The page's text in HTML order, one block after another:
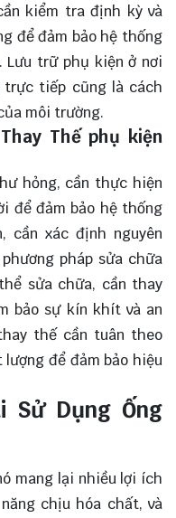
kiểm tra định kỳ và
để đảm bảo hệ thống
Lưu trữ phụ kiện ở nơi
trực tiếp cũng là cách
môi trường.
Thế phụ kiện
hỏng, cần thực hiện
để đảm bảo hệ thống
cần xác định nguyên
pháp sửa chữa
sửa chữa, cần thay
bảo sự kín khít và an
thế cần tuân theo
để đảm bảo hiệu
Sử Dụng Ống
mang lại nhiều lợi ích
chịu hóa chất, và